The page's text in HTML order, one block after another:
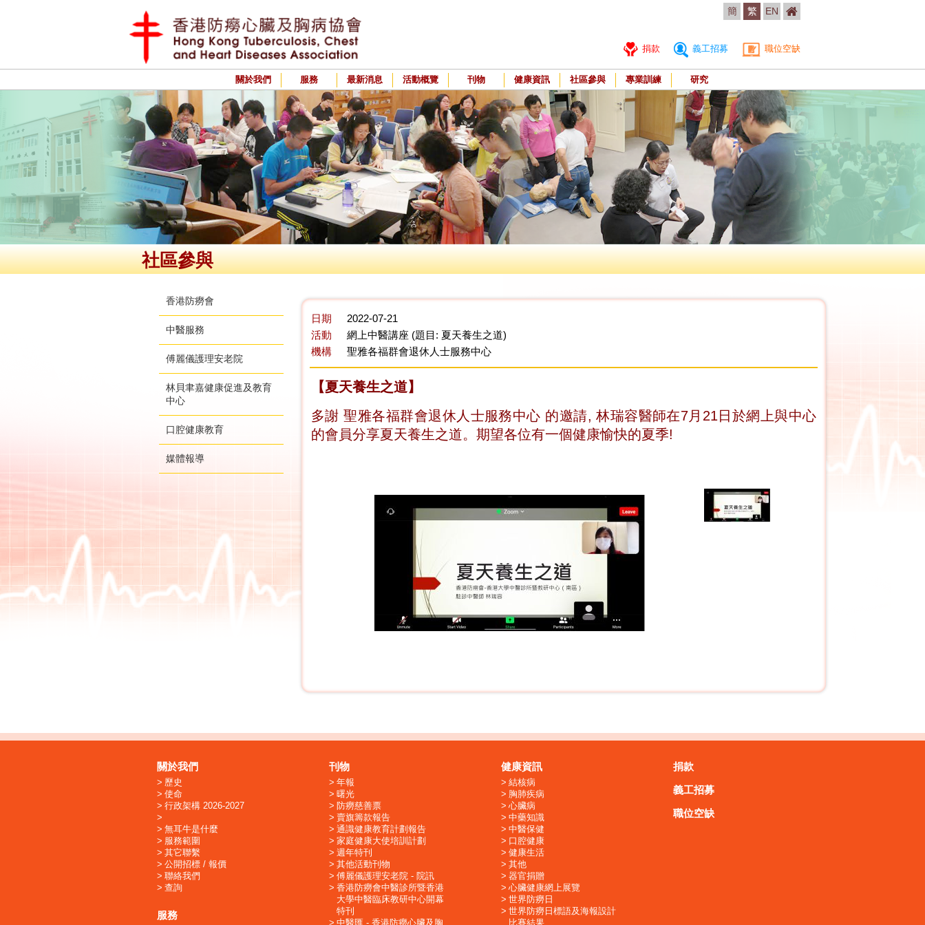
簡 繁 EN
捐款 義工招募 職位空缺
關於我們 服務 最新消息 活動概覽 刊物 健康資訊 社區參與 專業訓練 研究
社區參與
香港防癆會
中醫服務
傅麗儀護理安老院
林貝聿嘉健康促進及教育
中心
口腔健康教育
媒體報導
日期
2022-07-21
活動
網上中醫講座 (題目: 夏天養生之道)
機構
聖雅各福群會退休人士服務中心
【夏天養生之道】
多謝聖雅各福群會退休人士服務中心 的邀請, 林瑞容醫師在7月21日於網上與中心
的會員分享夏天養生之道。期望各位有一個健康愉快的夏季!
關於我們
歷史
使命
行政架構 2026-2027
無耳牛是什麼
服務範圍
其它聯繫
公開招標 / 報價
聯絡我們
查詢
服務
刊物
年報
曙光
防癆慈善票
賣旗籌款報告
通識健康教育計劃報告
家庭健康大使培訓計劃
週年特刊
其他活動刊物
傅麗儀護理安老院 - 院訊
香港防癆會中醫診所暨香港
大學中醫臨床教研中心開幕
特刊
中醫匯 - 香港防癆心臟及胸
健康資訊
結核病
胸肺疾病
心臟病
中藥知識
中醫保健
口腔健康
健康生活
其他
器官捐贈
心臟健康網上展覽
世界防癆日
世界防癆日標語及海報設計
比賽結果
捐款
義工招募
職位空缺